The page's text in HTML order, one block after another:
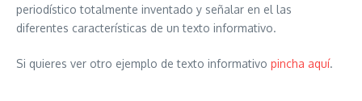
periodístico totalmente inventado y señalar en el las
diferentes características de un texto informativo.
Si quieres ver otro ejemplo de texto informativo pincha aquí.